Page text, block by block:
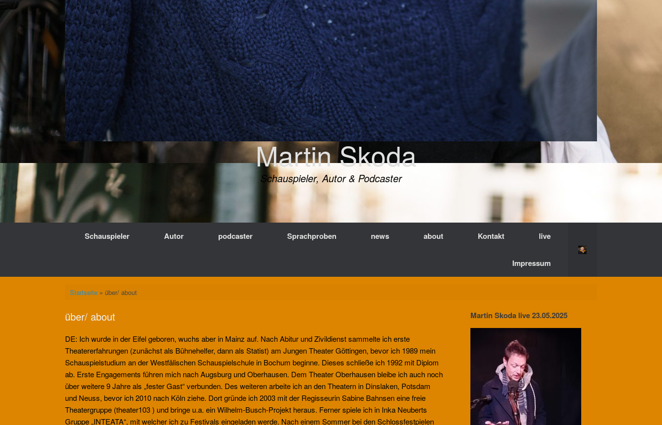
Martin Skoda
Schauspieler, Autor & Podcaster
Schauspieler Autor podcaster Sprachproben news about Kontakt live
Impressum
Startseite» über/ about
über/ about
DE: Ich wurde in der Eifel geboren, wuchs aber in Mainz auf. Nach Abitur und Zivildienst sammelte ich erste
Theatererfahrungen (zunächst als Bühnehelfer, dann als Statist) am Jungen Theater Göttingen, bevor ich 1989 mein
Schauspielstudium an der Westfälischen Schauspielschule in Bochum beginne. Dieses schließe ich 1992 mit Diplom
ab. Erste Engagements führen mich nach Augsburg und Oberhausen. Dem Theater Oberhausen bleibe ich auch noch
über weitere 9 Jahre als „fester Gast“ verbunden. Des weiteren arbeite ich an den Theatern in Dinslaken, Potsdam
und Neuss, bevor ich 2010 nach Köln ziehe. Dort gründe ich 2003 mit der Regisseurin Sabine Bahnsen eine freie
Theatergruppe (theater103 ) und bringe u.a. ein Wilhelm-Busch-Projekt heraus. Ferner spiele ich in Inka Neuberts
Gruppe „INTEATA“, mit welcher ich zu Festivals eingeladen werde. Nach einem Sommer bei den Schlossfestpielen
Martin Skoda live 23.05.2025